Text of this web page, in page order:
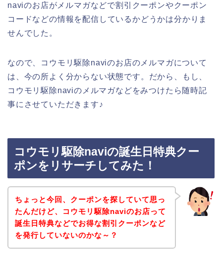
naviのお店がメルマガなどで割引クーポンやクーポン
コードなどの情報を配信しているかどうかは分かりま
せんでした。
なので、コウモリ駆除naviのお店のメルマガについて
は、今の所よく分からない状態です。だから、もし、
コウモリ駆除naviのメルマガなどをみつけたら随時記
事にさせていただきます♪
コウモリ駆除naviの誕生日特典クー
ポンをリサーチしてみた！
ちょっと今回、クーポンを探していて思っ
たんだけど、コウモリ駆除naviのお店って
誕生日特典などでお得な割引クーポンなど
を発行していないのかな～？